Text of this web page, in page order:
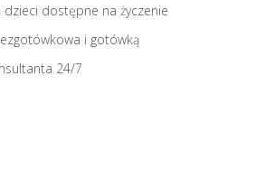
dzieci dostępne na życzenie
i gotówką
24/7